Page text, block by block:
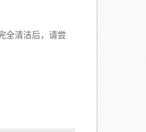
全清洁后，请尝